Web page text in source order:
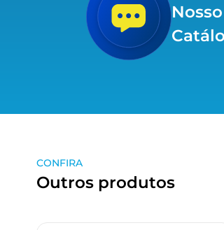
CONFIRA
Outros produtos